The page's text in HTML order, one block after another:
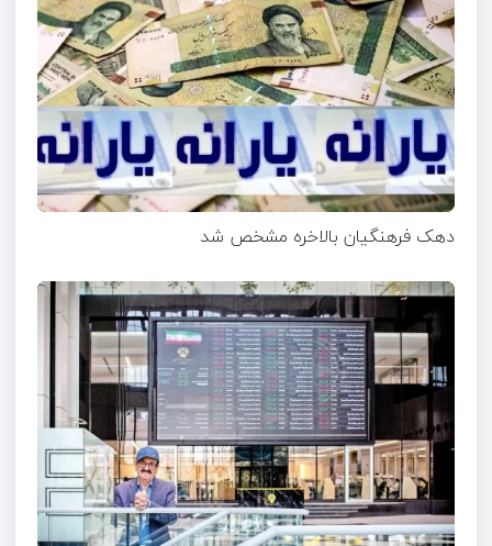
دهک فرهنگیان بالاخره مشخص شد